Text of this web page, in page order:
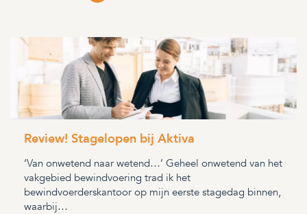
Review! Stagelopen bij Aktiva
‘Van onwetend naar wetend…’ Geheel onwetend van het
vakgebied bewindvoering trad ik het
bewindvoerderskantoor op mijn eerste stagedag binnen,
waarbij…